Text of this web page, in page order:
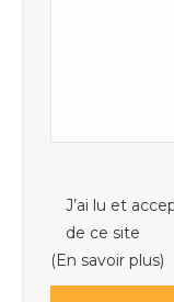
J’ai lu et
de ce site
(En savoir plus)